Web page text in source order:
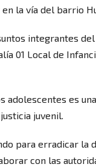
la vía del barrio
integrantes del
01 Local de
adolescentes es
juvenil.
para erradicar la
con las